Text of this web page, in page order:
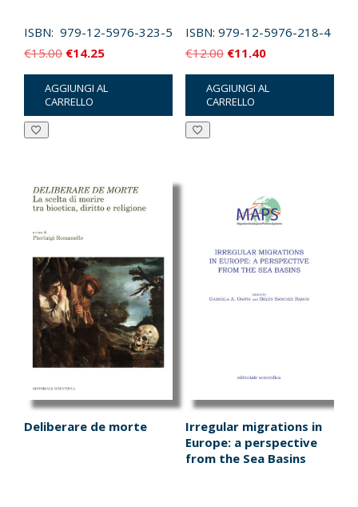
ISBN: 979-12-5976-323-5
€15.00 Il
prezzo
originale
era:
€14.25Il
prezzo
attuale
è:
AGGIUNGI AL
CARRELLO
ISBN: 979-12-5976-218-4
€12.00 Il
prezzo
originale
era:
€11.40Il
prezzo
attuale
è:
AGGIUNGI AL
CARRELLO
Deliberare de morte
Irregular migrations in
Europe: a perspective
from the Sea Basins